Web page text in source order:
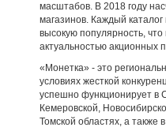
масштабов. В 2018 году
магазинов. Каждый
высокую популярность,
актуальностью акционных
«Монетка» - это
условиях жесткой
успешно функционирует в
Кемеровской,
Томской областях, а также